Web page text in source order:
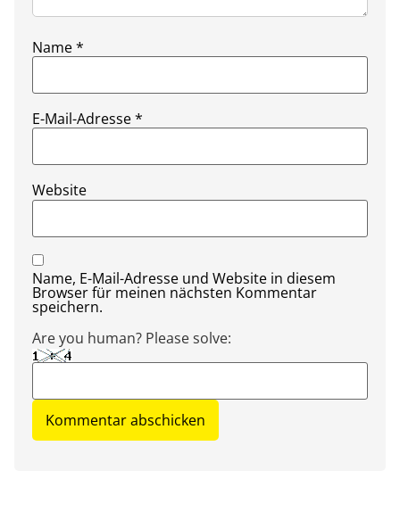
Name*
E-Mail-Adresse*
Website
Name, E-Mail-Adresse und Website in diesem
Browser für meinen nächsten Kommentar
speichern.
Are you human? Please solve: